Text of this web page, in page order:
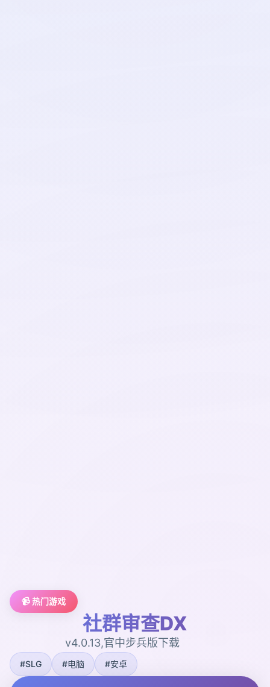
📹 热门游戏
社群审查DX
v4.0.13,官中步兵版下载
#SLG #电脑 #安卓